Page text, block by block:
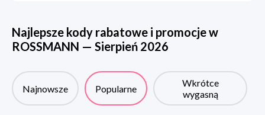
Najlepsze kody rabatowe i promocje w
ROSSMANN — Sierpień 2026
Najnowsze Popularne
Wkrótce
wygasną